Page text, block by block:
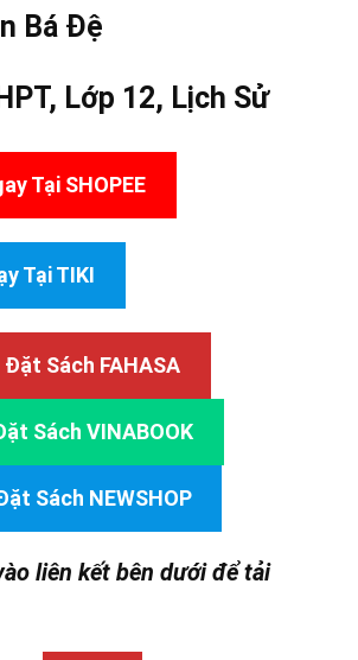
Bá Đệ
, Lớp 12, Lịch Sử
Tại SHOPEE
Tại TIKI
Đặt Sách FAHASA
Sách VINABOOK
Sách NEWSHOP
liên kết bên dưới để tải